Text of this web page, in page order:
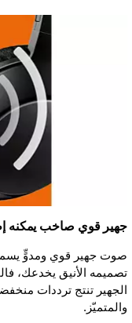
جهير قوي صاخب يمكنه
صوت جهير قوي ومدوٍّ
تصميمه الأنيق يخدعك،
والمتميّز.